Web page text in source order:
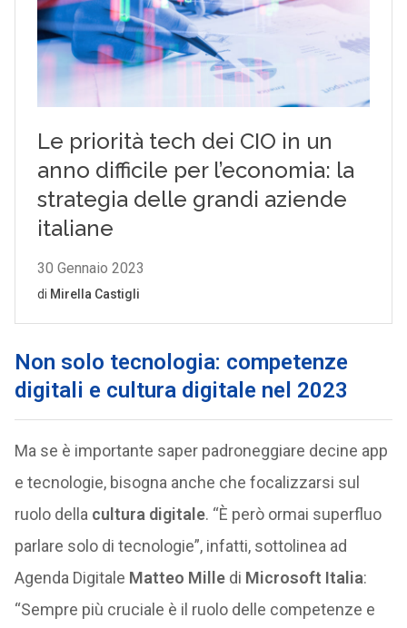
Non solo tecnologia: competenze
digitali e cultura digitale nel 2023
Ma se è importante saper padroneggiare decine app
e tecnologie, bisogna anche che focalizzarsi sul
ruolo della cultura digitale. “È però ormai superfluo
parlare solo di tecnologie”, infatti, sottolinea ad
Agenda Digitale Matteo Milledi Microsoft Italia:
“Sempre più cruciale è il ruolo delle competenze e